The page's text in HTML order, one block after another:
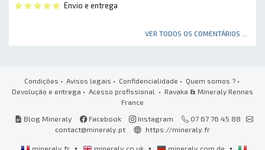
Envio e entrega
VER TODOS OS COMENTÁRIOS ...
Condições • Avisos legais • Confidencialidade • Quem somos ?•
Devolução e entrega • Acesso profissional • Ravaka & Mineraly Rennes
France
Blog Mineraly
Facebook Instagram
07 67 76 45 88
contact@mineraly.pt
https://mineraly.fr
• • •